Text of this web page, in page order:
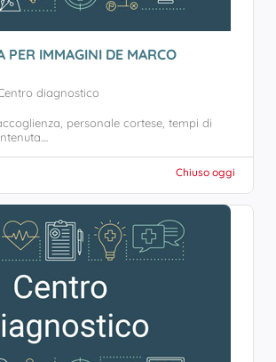
PER IMMAGINI DE MARCO
diagnostico
personale cortese, tempi di
Chiuso oggi